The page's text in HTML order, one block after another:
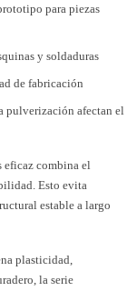
para piezas
y soldaduras
de fabricación
pulverización afectan el
eficaz combina el
Esto evita
estable a largo
plasticidad,
la serie